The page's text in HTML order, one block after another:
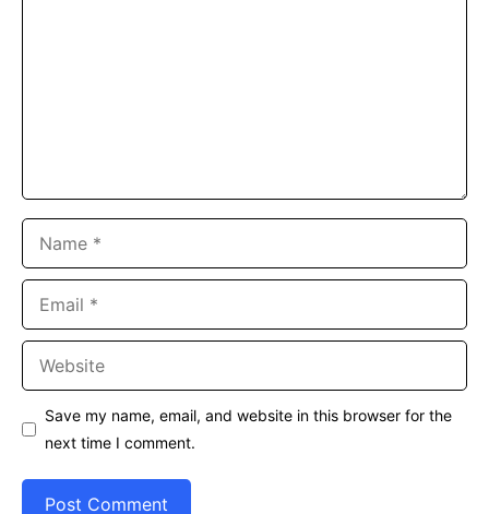
Save my name, email, and website in this browser for the
next time I comment.